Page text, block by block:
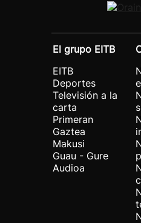
El grupo EITB
EITB
Deportes
Televisión a la
carta
Primeran
Gaztea
Makusi
Guau - Gure
Audioa